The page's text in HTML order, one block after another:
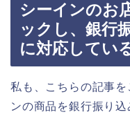
シーインのお
ックし、銀行
に対応してい
私も、こちらの記事
ンの商品を銀行振り